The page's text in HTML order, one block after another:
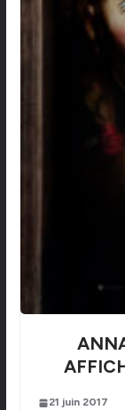
21 juin 2017